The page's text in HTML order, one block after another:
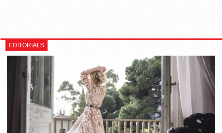
EDITORIALS